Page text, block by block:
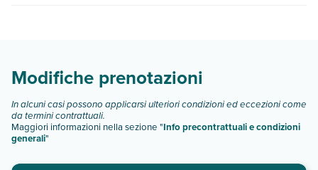
Modifiche prenotazioni
In alcuni casi possono applicarsi ulteriori condizioni ed eccezioni come
da termini contrattuali.
Maggiori informazioni nella sezione "Info precontrattuali e condizioni
generali"